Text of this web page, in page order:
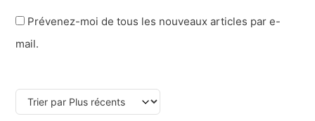
Prévenez-moi de tous les nouveaux articles par e-
mail.